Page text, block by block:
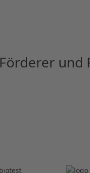
Förderer und